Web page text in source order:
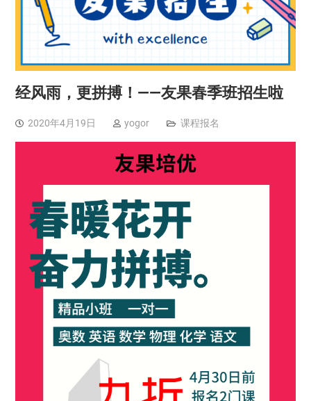
经风雨，更拼搏！——友果春季班招生啦
2020年4月19日 yogor 课程报名